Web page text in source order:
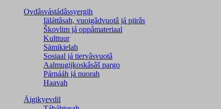
Ovdâsvástádâssyergih
Iäláttâsah, vuoigâdvuotâ já piirâs
Škovlim já oppâmateriaal
Kulttuur
Sämikielah
Sosiaal já tiervâsvuotâ
Aalmugijkoskâsâš pargo
Párnááh já nuorah
Haavah
Äigikyevdil